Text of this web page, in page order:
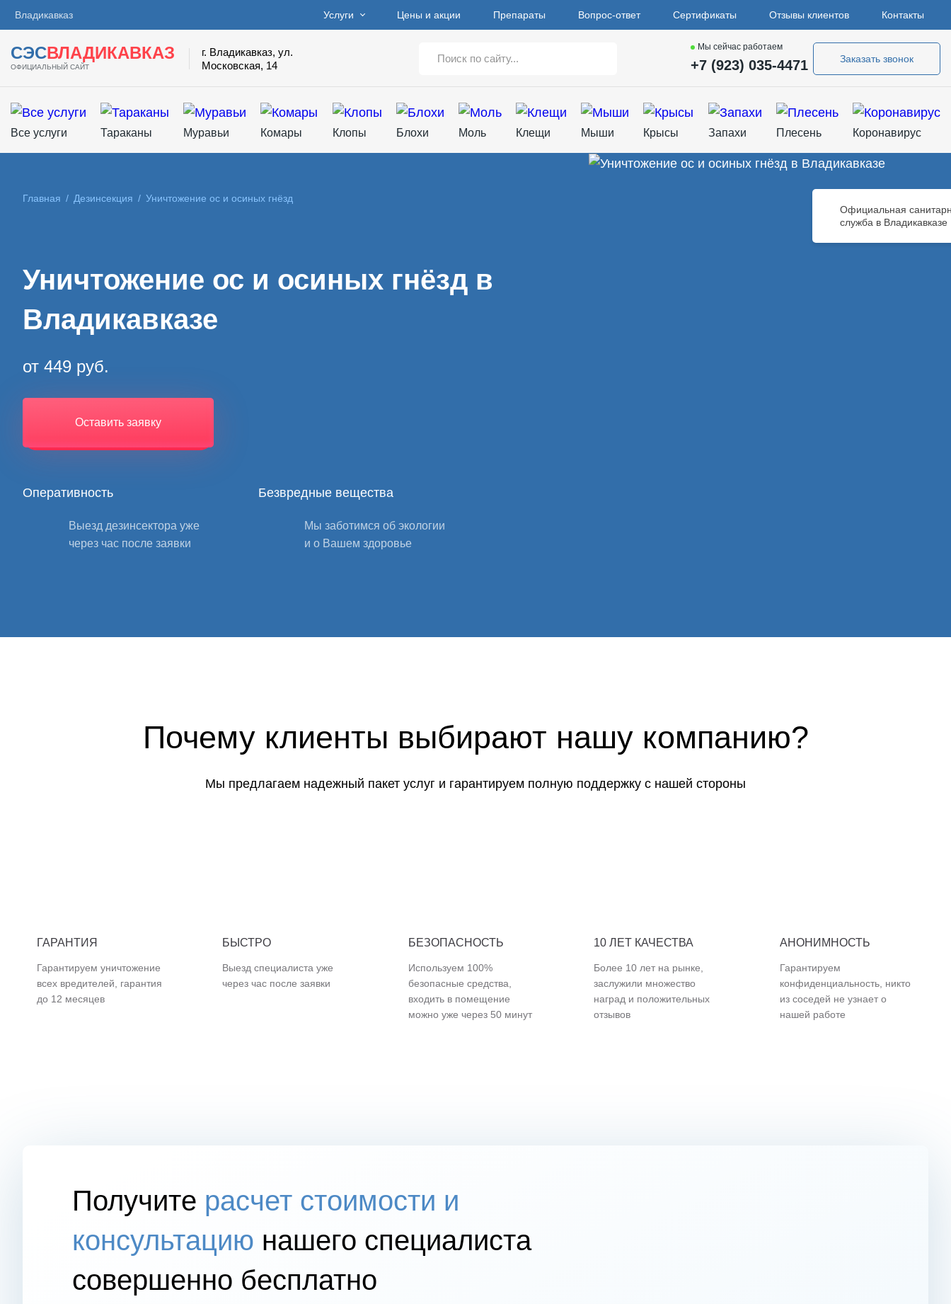
Владикавказ Услуги Цены и акции Препараты Вопрос-ответ Сертификаты Отзывы клиентов Контакты
СЭСВЛАДИКАВКАЗ
ОФИЦИАЛЬНЫЙ САЙТ
г. Владикавказ, ул.
Московская, 14
Мы сейчас работаем
+7 (923) 035-4471 Заказать звонок
Все услуги Тараканы Муравьи Комары Клопы Блохи Моль Клещи Мыши Крысы Запахи Плесень Коронавирус
Главная / Дезинсекция / Уничтожение ос и осиных гнёзд
Уничтожение ос и осиных гнёзд в
Владикавказе
от 449 руб.
Оставить заявку
Оперативность
Выезд дезинсектора уже
через час после заявки
Безвредные вещества
Мы заботимся об экологии
и о Вашем здоровье
Официальная
служба в Владикавказе
Почему клиенты выбирают нашу компанию?
Мы предлагаем надежный пакет услуг и гарантируем полную поддержку с нашей стороны
ГАРАНТИЯ
Гарантируем уничтожение
всех вредителей, гарантия
до 12 месяцев
БЫСТРО
Выезд специалиста уже
через час после заявки
БЕЗОПАСНОСТЬ
Используем 100%
безопасные средства,
входить в помещение
можно уже через 50 минут
10 ЛЕТ КАЧЕСТВА
Более 10 лет на рынке,
заслужили множество
наград и положительных
отзывов
АНОНИМНОСТЬ
Гарантируем
конфиденциальность, никто
из соседей не узнает о
нашей работе
Получите расчет стоимости и
консультацию нашего специалиста
совершенно бесплатно